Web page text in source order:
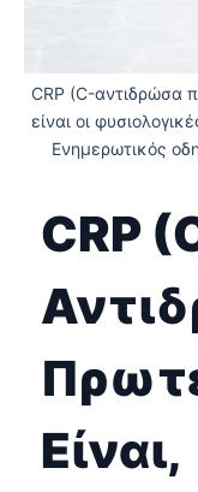
CRP (C-αντιδρώσα
είναι οι
Ενημερωτικός
CRP
Είναι,